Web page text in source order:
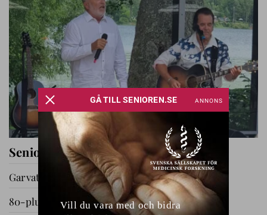
Seniorernas dag i Katrineholm
Garvat i Ryssby
80-plussare på utflykt